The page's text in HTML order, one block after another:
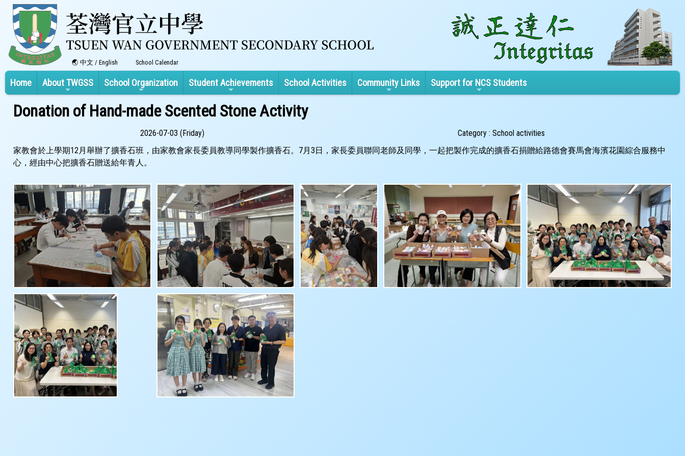
中文 / English School Calendar
Home About TWGSS School Organization Student Achievements School Activities Community Links Support for NCS Students
Donation of Hand-made Scented Stone Activity
2026-07-03 (Friday)
Category : School activities
家教會於上學期12月舉辦了擴香石班，由家教會家長委員教導同學製作擴香石。7月3日，家長委員聯同老師及同學，一起把製作完成的擴香石捐贈給路德會賽馬會海濱花園綜合服務中
心，經由中心把擴香石贈送給年青人。